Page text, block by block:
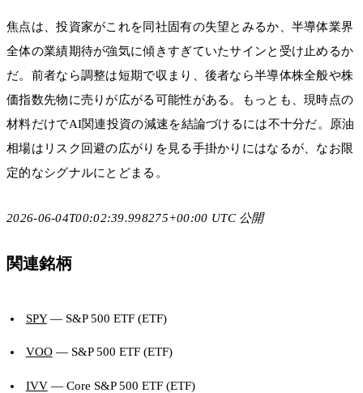
焦点は、投資家がこれを同社固有の失望とみるか、半導体業界
全体の業績期待が強気に傾きすぎていたサインと受け止めるか
だ。前者なら調整は短期で収まり、後者なら半導体株全般や株
価指数先物に売りが広がる可能性がある。もっとも、現時点の
材料だけでAI関連投資の減速を結論づけるには不十分だ。原油
相場はリスク回避の広がりを見る手掛かりにはなるが、なお限
定的なシグナルにとどまる。
2026-06-04T00:02:39.998275+00:00 UTC 公開
関連銘柄
SPY— S&P 500 ETF (ETF)
VOO— S&P 500 ETF (ETF)
IVV— Core S&P 500 ETF (ETF)